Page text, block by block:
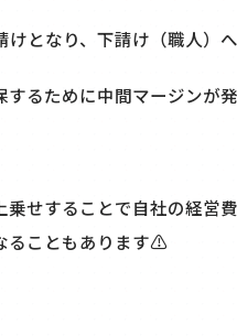
となり、下請け（職人）へ
るために中間マージンが
せすることで自社の経営
ることもあります⚠